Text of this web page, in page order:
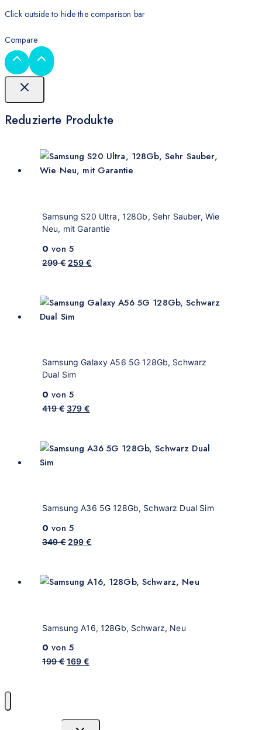
Click outside to hide the comparison bar
Compare
Reduzierte Produkte
Samsung S20 Ultra, 128Gb, Sehr Sauber, Wie
Neu, mit Garantie
0 von 5
299€ 259 €
Samsung Galaxy A56 5G 128Gb, Schwarz
Dual Sim
0 von 5
419€ 379 €
Samsung A36 5G 128Gb, Schwarz Dual Sim
0 von 5
349€ 299 €
Samsung A16, 128Gb, Schwarz, Neu
0 von 5
199€169 €